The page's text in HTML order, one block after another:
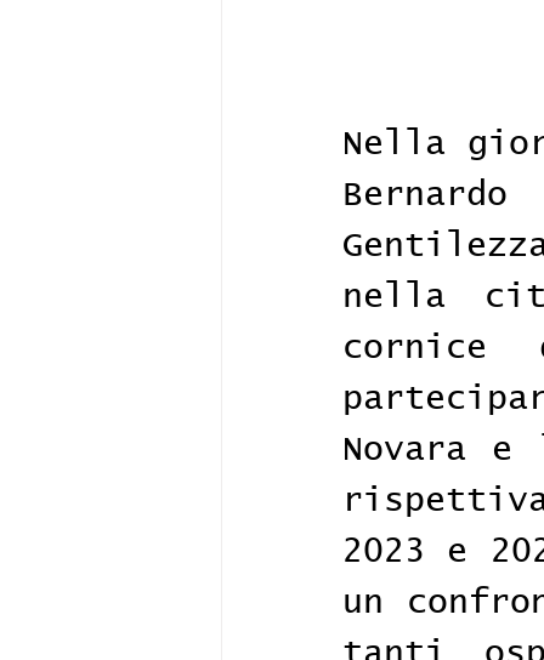
Nella
nella
Novara
2023 e
un